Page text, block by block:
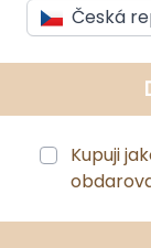
Česká
Kupuji